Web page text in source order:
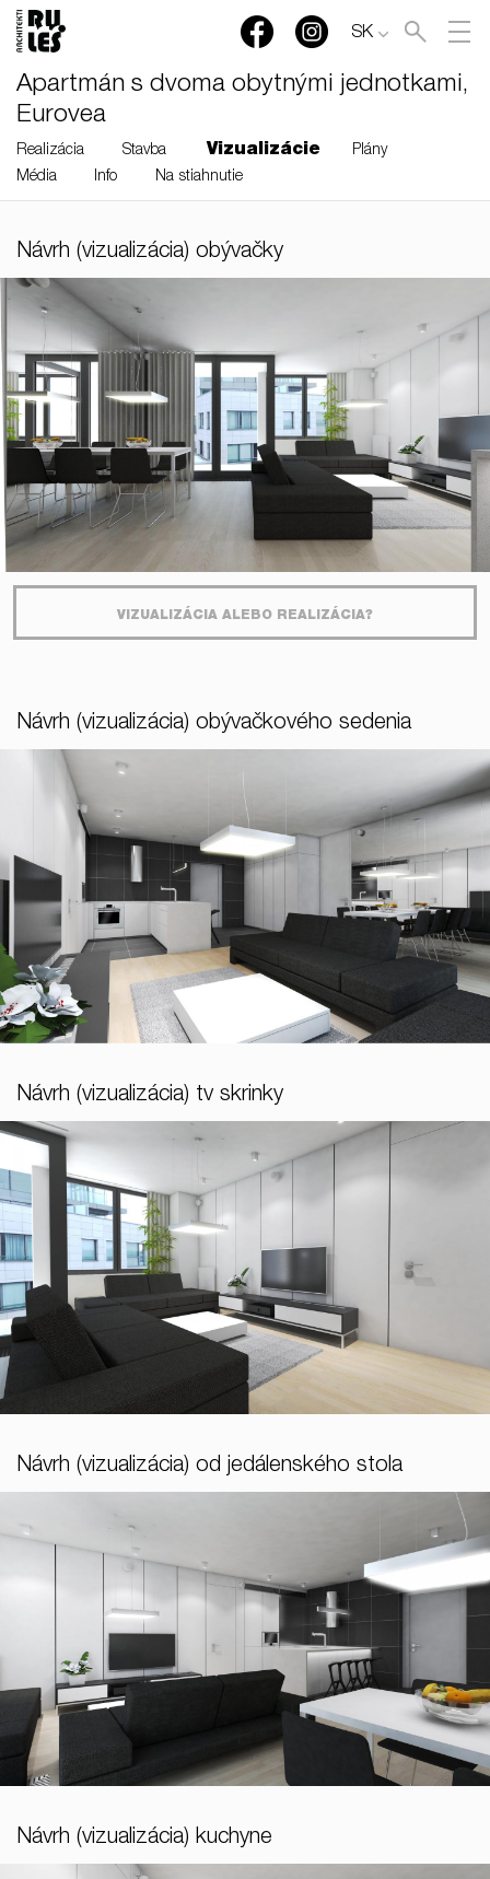
SK
Apartmán s dvoma obytnými jednotkami,
Eurovea
Realizácia Stavba Vizualizácie
Plány
Média
Info Na stiahnutie
Návrh (vizualizácia) obývačky
VIZUALIZÁCIA ALEBO REALIZÁCIA?
Návrh (vizualizácia) obývačkového sedenia
Návrh (vizualizácia) tv skrinky
Návrh (vizualizácia) od jedálenského stola
Návrh (vizualizácia) kuchyne
RULES, s.r.o., Klincová
Slovensko
© RULES, s.r.o.